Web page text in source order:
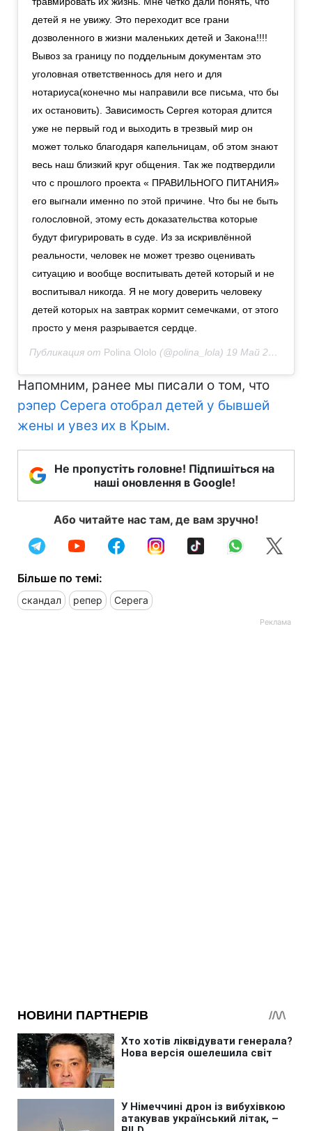
детей я не увижу. Это переходит все грани
дозволенного в жизни маленьких детей и Закона!!!!
Вывоз за границу по поддельным документам это
уголовная ответственнось для него и для
нотариуса(конечно мы направили все письма, что бы
их остановить). Зависимость Сергея которая длится
уже не первый год и выходить в трезвый мир он
может только благодаря капельницам, об этом знают
весь наш близкий круг общения. Так же подтвердили
что с прошлого проекта « ПРАВИЛЬНОГО ПИТАНИЯ»
его выгнали именно по этой причине. Что бы не быть
голословной, этому есть доказательства которые
будут фигурировать в суде. Из за искривлённой
реальности, человек не может трезво оценивать
ситуацию и вообще воспитывать детей который и не
воспитывал никогда. Я не могу доверить человеку
детей которых на завтрак кормит семечками, от этого
просто у меня разрывается сердце.
Публикация от Polina Ololo (@polina_lola) 19 Май 2020 в 2:38 PDT
Напомним, ранее мы писали о том, что
рэпер Серега отобрал детей у бывшей
жены и увез их в Крым.
Не пропустіть головне! Підпишіться на
наші оновлення в Google!
Або читайте нас там, де вам зручно!
Більше по темі:
скандал репер Серега